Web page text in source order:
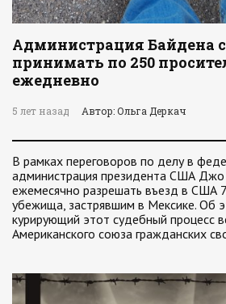
Администрация Байдена
принимать по 250
ежедневно
5 лет назад Автор: Ольга Деркач
В рамках переговоров по делу в
администрация президента США Джо
ежемесячно разрешать въезд в США
убежища, застрявшим в Мексике. Об
курирующий этот судебный процесс
Американского союза гражданских